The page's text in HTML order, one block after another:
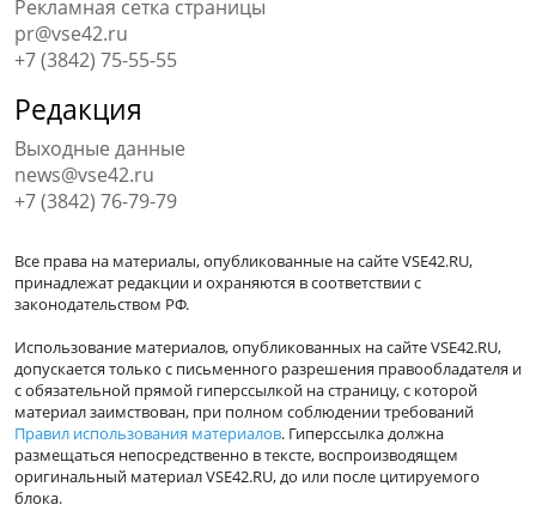
Рекламная сетка страницы
pr@vse42.ru
+7 (3842) 75-55-55
Редакция
Выходные данные
news@vse42.ru
+7 (3842) 76-79-79
Все права на материалы, опубликованные на сайте VSE42.RU,
принадлежат редакции и охраняются в соответствии с
законодательством РФ.
Использование материалов, опубликованных на сайте VSE42.RU,
допускается только с письменного разрешения правообладателя и
с обязательной прямой гиперссылкой на страницу, с которой
материал заимствован, при полном соблюдении требований
Правил использования материалов. Гиперссылка должна
размещаться непосредственно в тексте, воспроизводящем
оригинальный материал VSE42.RU, до или после цитируемого
блока.